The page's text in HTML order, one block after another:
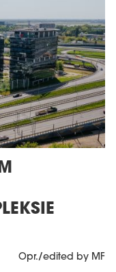
Opr./edited by MF